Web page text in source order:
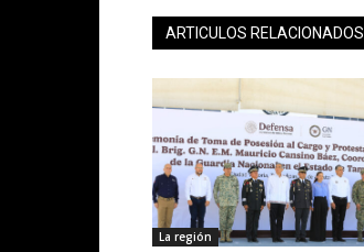
ARTICULOS RELACIONADOS
La región